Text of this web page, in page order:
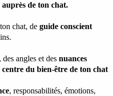
de ton chat.
chat, de guide conscient
, des angles et des nuances
du bien-être de ton chat
, responsabilités, émotions,